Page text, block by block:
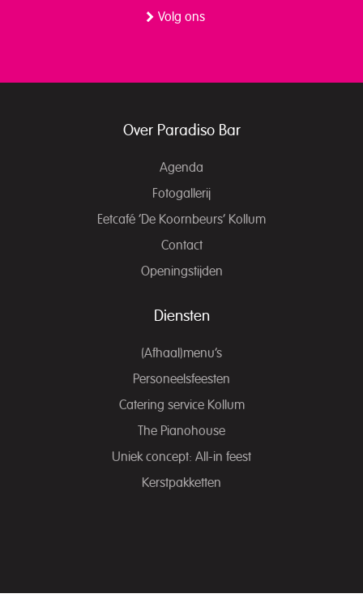
Volg ons
Over Paradiso Bar
Agenda
Fotogallerij
Eetcafé ‘De Koornbeurs’ Kollum
Contact
Openingstijden
Diensten
(Afhaal)menu’s
Personeelsfeesten
Catering service Kollum
The Pianohouse
Uniek concept: All-in feest
Kerstpakketten